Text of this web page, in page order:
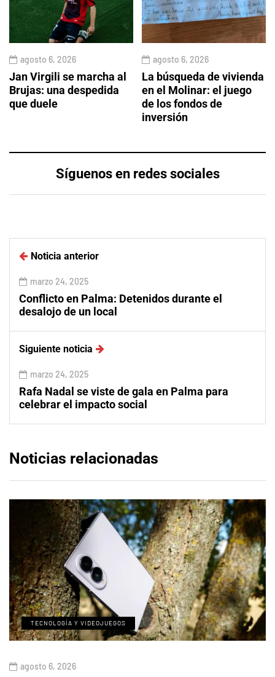
agosto 6, 2026
Jan Virgili se marcha al
Brujas: una despedida
que duele
agosto 6, 2026
La búsqueda de vivienda
en el Molinar: el juego
de los fondos de
inversión
Síguenos en redes sociales
Noticia anterior
marzo 24, 2025
Conflicto en Palma: Detenidos durante el
desalojo de un local
Siguiente noticia
marzo 24, 2025
Rafa Nadal se viste de gala en Palma para
celebrar el impacto social
Noticias relacionadas
TECNOLOGÍA Y VIDEOJUEGOS
agosto 6, 2026